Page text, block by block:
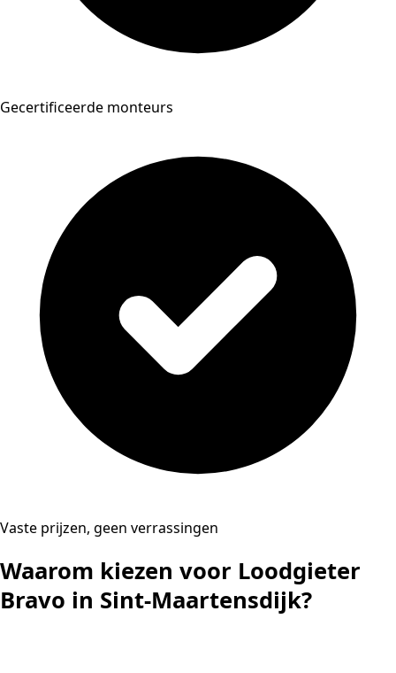
Gecertificeerde monteurs
Vaste prijzen, geen verrassingen
Waarom kiezen voor Loodgieter
Bravo in Sint-Maartensdijk?